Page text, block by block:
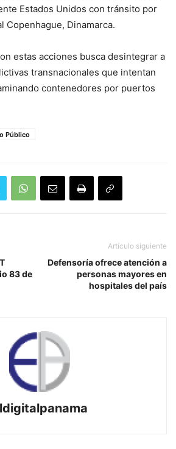
Estados Unidos con tránsito por
Copenhague, Dinamarca.
estas acciones busca desintegrar a
transnacionales que intentan
contenedores por puertos
Público
83 de
Artículo siguiente
Defensoría ofrece atención a
personas mayores en
hospitales del país